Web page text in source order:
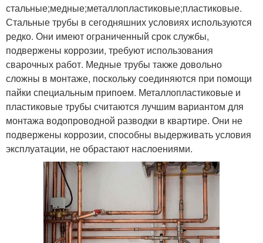
стальные;медные;металлопластиковые;пластиковые.
Стальные трубы в сегодняшних условиях используются
редко. Они имеют ограниченный срок службы,
подвержены коррозии, требуют использования
сварочных работ. Медные трубы также довольно
сложны в монтаже, поскольку соединяются при помощи
пайки специальным припоем. Металлопластиковые и
пластиковые трубы считаются лучшим вариантом для
монтажа водопроводной разводки в квартире. Они не
подвержены коррозии, способны выдерживать условия
эксплуатации, не обрастают наслоениями.